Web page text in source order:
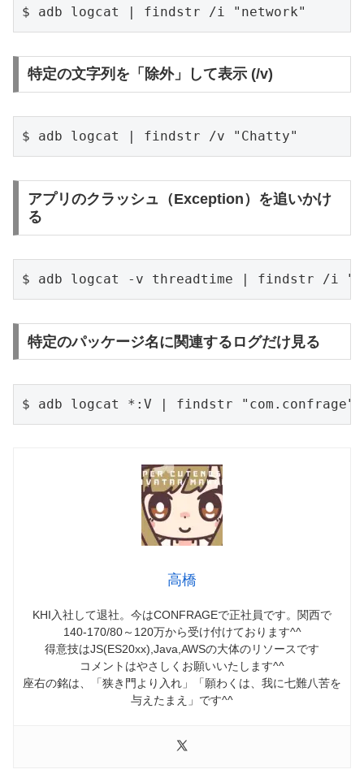
$ adb logcat | findstr /i "network"
特定の文字列を「除外」して表示 (/v)
$ adb logcat | findstr /v "Chatty"
アプリのクラッシュ（Exception）を追いかけ
る
$ adb logcat -v threadtime | findstr /i
特定のパッケージ名に関連するログだけ見る
$ adb logcat *:V | findstr "com.confrage"
高橋
KHI入社して退社。今はCONFRAGEで正社員です。関西で
140-170/80～120万から受け付けております^^
得意技はJS(ES20xx),Java,AWSの大体のリソースです
コメントはやさしくお願いいたします^^
座右の銘は、「狭き門より入れ」「願わくは、我に七難八苦を
与えたまえ」です^^